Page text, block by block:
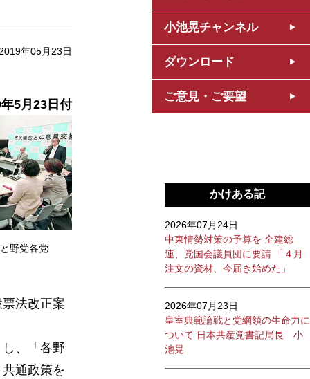
小池晃チャンネル
ダウンロード
ご意見・ご要望
2019年05月23日
5月23 日付
野党各党
法改正案
、「各野
通政策を
かけある記
2026年07月24日
中東情勢対策の予算を 全建総
連、党国会議員団に要請 「４月
注文の資材、今届き始めた」
2026年07月23日
皇室典範論戦と党綱領の生命力に
ついて 日本共産党書記局長 小
池晃